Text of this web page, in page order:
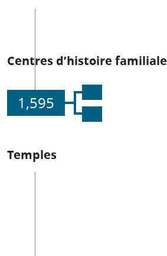
Centres d’histoire familiale
1,595
Temples